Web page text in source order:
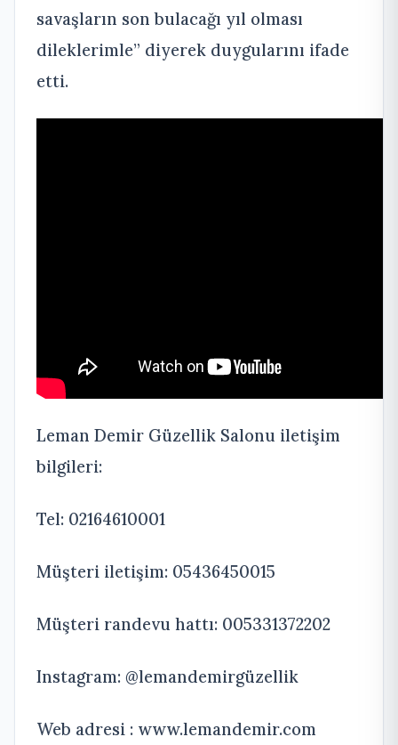
savaşların son bulacağı yıl olması
dileklerimle” diyerek duygularını ifade
etti.
Leman Demir Güzellik Salonu iletişim
bilgileri:
Tel: 02164610001
Müşteri iletişim: 05436450015
Müşteri randevu hattı: 005331372202
Instagram: @lemandemirgüzellik
Web adresi : www.lemandemir.com